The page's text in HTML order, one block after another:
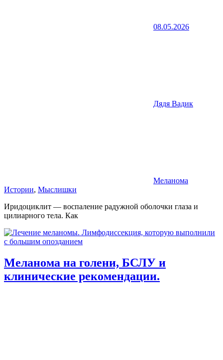
08.05.2026
Дядя Вадик
Меланома
Истории, Мыслишки
Иридоциклит — воспаление радужной оболочки глаза и
цилиарного тела. Как
Меланома на голени, БСЛУ и
клинические рекомендации.